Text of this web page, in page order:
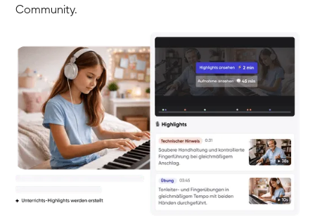
Yuna
Klavier / Piano / Flügel
Camilla
Klavier / Piano / Flügel
Negin
Klavier / Piano / Flügel
Katarzyna
Klavier / Piano / Flügel
Community.